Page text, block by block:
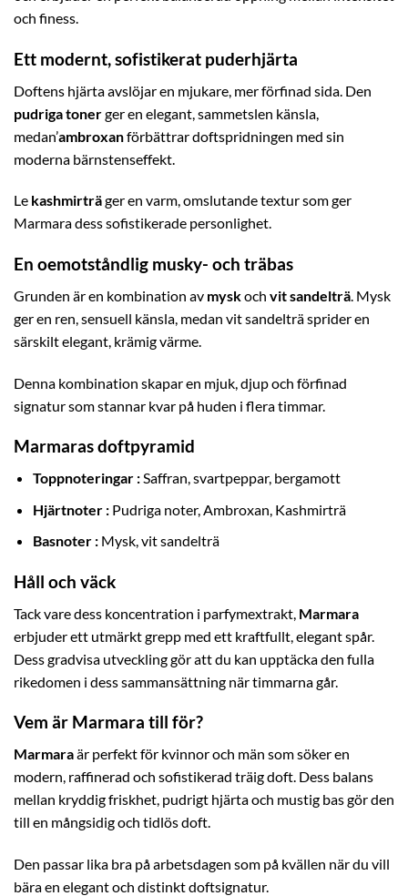
och finess.
Ett modernt, sofistikerat puderhjärta
Doftens hjärta avslöjar en mjukare, mer förfinad sida. Den
pudriga tonerger en elegant, sammetslen känsla,
medan’ambroxanförbättrar doftspridningen med sin
moderna bärnstenseffekt.
Le kashmirträger en varm, omslutande textur som ger
Marmara dess sofistikerade personlighet.
En oemotståndlig musky- och träbas
Grunden är en kombination av myskoch vit sandelträ . Mysk
ger en ren, sensuell känsla, medan vit sandelträ sprider en
särskilt elegant, krämig värme.
Denna kombination skapar en mjuk, djup och förfinad
signatur som stannar kvar på huden i flera timmar.
Marmaras doftpyramid
Toppnoteringar :Saffran, svartpeppar, bergamott
Hjärtnoter :Pudriga noter, Ambroxan, Kashmirträ
Basnoter :Mysk, vit sandelträ
Håll och väck
Tack vare dess koncentration i parfymextrakt, Marmara
erbjuder ett utmärkt grepp med ett kraftfullt, elegant spår.
Dess gradvisa utveckling gör att du kan upptäcka den fulla
rikedomen i dess sammansättning när timmarna går.
Vem är Marmara till för?
Marmaraär perfekt för kvinnor och män som söker en
modern, raffinerad och sofistikerad träig doft. Dess balans
mellan kryddig friskhet, pudrigt hjärta och mustig bas gör den
till en mångsidig och tidlös doft.
Den passar lika bra på arbetsdagen som på kvällen när du vill
bära en elegant och distinkt doftsignatur.